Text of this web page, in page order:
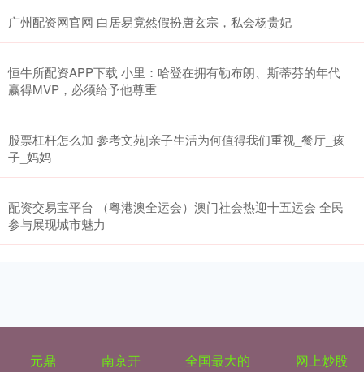
广州配资网官网 白居易竟然假扮唐玄宗，私会杨贵妃
恒牛所配资APP下载 小里：哈登在拥有勒布朗、斯蒂芬的年代
赢得MVP，必须给予他尊重
股票杠杆怎么加 参考文苑|亲子生活为何值得我们重视_餐厅_孩
子_妈妈
配资交易宝平台 （粤港澳全运会）澳门社会热迎十五运会 全民
参与展现城市魅力
元鼎
南京开
全国最大的
网上炒股